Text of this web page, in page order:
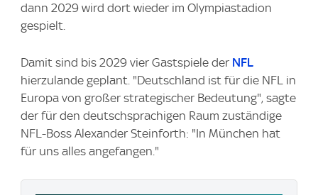
dann 2029 wird dort wieder im Olympiastadion
gespielt.
Damit sind bis 2029 vier Gastspiele der NFL
hierzulande geplant. "Deutschland ist für die NFL in
Europa von großer strategischer Bedeutung", sagte
der für den deutschsprachigen Raum zuständige
NFL-Boss Alexander Steinforth: "In München hat
für uns alles angefangen."